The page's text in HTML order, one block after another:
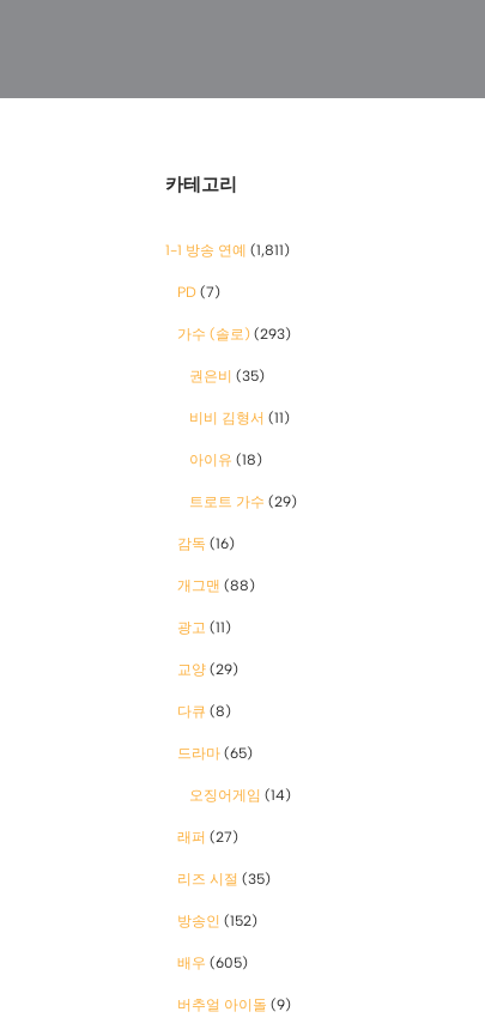
카테고리
1-1 방송 연예 (1,811)
PD (7)
가수 (솔로) (293)
권은비 (35)
비비 김형서 (11)
아이유 (18)
트로트 가수 (29)
감독 (16)
개그맨 (88)
광고 (11)
교양 (29)
다큐 (8)
드라마 (65)
오징어게임 (14)
래퍼 (27)
리즈 시절 (35)
방송인 (152)
배우 (605)
버추얼 아이돌 (9)